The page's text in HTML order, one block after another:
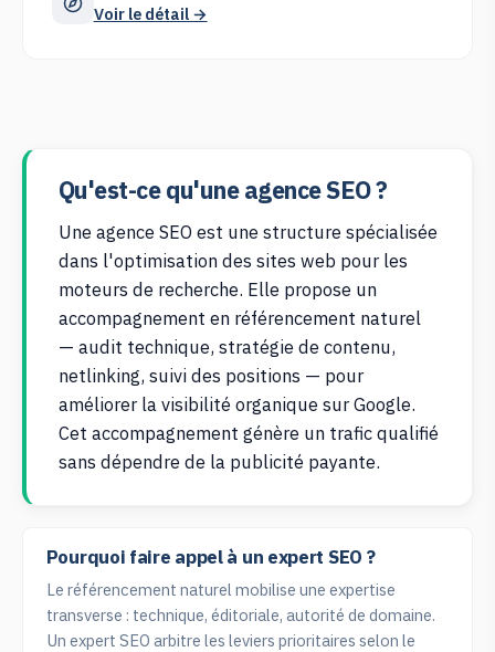
Voir le détail →
Qu'est-ce qu'une agence SEO ?
Une agence SEO est une structure spécialisée
dans l'optimisation des sites web pour les
moteurs de recherche. Elle propose un
accompagnement en référencement naturel
— audit technique, stratégie de contenu,
netlinking, suivi des positions — pour
améliorer la visibilité organique sur Google.
Cet accompagnement génère un trafic qualifié
sans dépendre de la publicité payante.
Pourquoi faire appel à un expert SEO ?
Le référencement naturel mobilise une expertise
transverse : technique, éditoriale, autorité de domaine.
Un expert SEO arbitre les leviers prioritaires selon le